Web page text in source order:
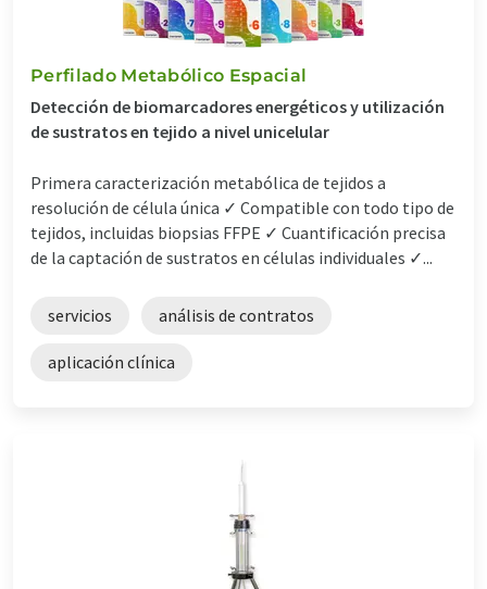
Perfilado Metabólico Espacial
Detección de biomarcadores energéticos y utilización
de sustratos en tejido a nivel unicelular
Primera caracterización metabólica de tejidos a
resolución de célula única ✓ Compatible con todo tipo de
tejidos, incluidas biopsias FFPE ✓ Cuantificación precisa
de la captación de sustratos en células individuales ✓...
servicios análisis de contratos
aplicación clínica